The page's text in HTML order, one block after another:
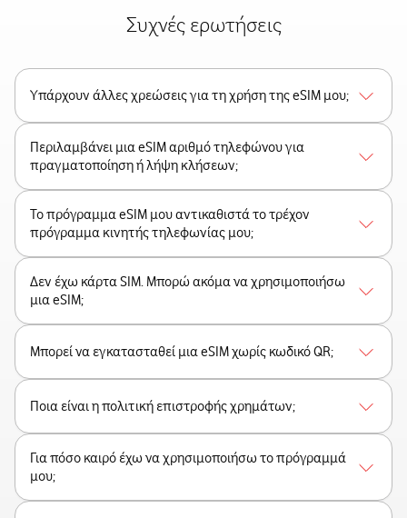
Συχνές ερωτήσεις
Υπάρχουν άλλες χρεώσεις για τη χρήση της eSIM μου;
Περιλαμβάνει μια eSIM αριθμό τηλεφώνου για
πραγματοποίηση ή λήψη κλήσεων;
Το πρόγραμμα eSIM μου αντικαθιστά το τρέχον
πρόγραμμα κινητής τηλεφωνίας μου;
Δεν έχω κάρτα SIM. Μπορώ ακόμα να χρησιμοποιήσω
μια eSIM;
Μπορεί να εγκατασταθεί μια eSIM χωρίς κωδικό QR;
Ποια είναι η πολιτική επιστροφής χρημάτων;
Για πόσο καιρό έχω να χρησιμοποιήσω το πρόγραμμά
μου;